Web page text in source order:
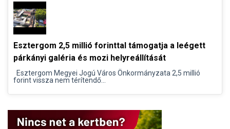
Esztergom 2,5 millió forinttal támogatja a leégett
párkányi galéria és mozi helyreállítását
Esztergom Megyei Jogú Város Önkormányzata 2,5 millió
forint vissza nem térítendő...